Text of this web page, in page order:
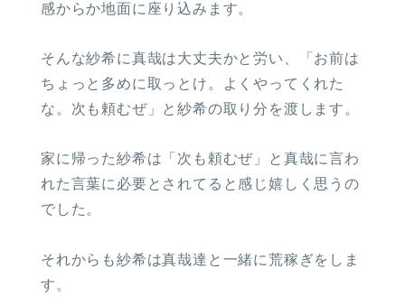
感からか地面に座り込みます。
そんな紗希に真哉は大丈夫かと労い、「お前は
ちょっと多めに取っとけ。よくやってくれた
な。次も頼むぜ」と紗希の取り分を渡します。
家に帰った紗希は「次も頼むぜ」と真哉に言わ
れた言葉に必要とされてると感じ嬉しく思うの
でした。
それからも紗希は真哉達と一緒に荒稼ぎをしま
す。